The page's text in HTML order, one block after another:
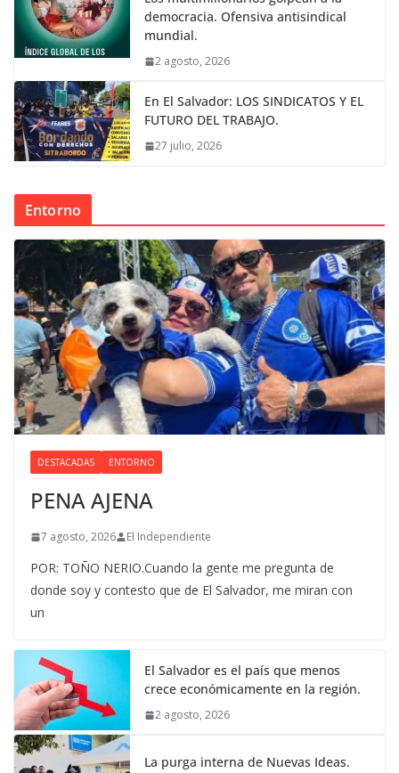
democracia. Ofensiva antisindical
mundial.
2 agosto, 2026
En El Salvador: LOS SINDICATOS Y EL
FUTURO DEL TRABAJO.
27 julio, 2026
Entorno
DESTACADAS ENTORNO
PENA AJENA
7 agosto, 2026 El Independiente
POR: TOÑO NERIO.Cuando la gente me pregunta de
donde soy y contesto que de El Salvador, me miran con
un
El Salvador es el país que menos
crece económicamente en la región.
2 agosto, 2026
La purga interna de Nuevas Ideas.